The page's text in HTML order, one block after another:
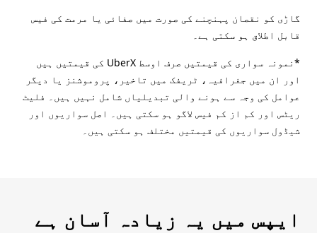
گاڑی کو نقصان پہنچنے کی صورت میں صفائی یا مرمت کی فیس
قابل اطلاق ہو سکتی ہے۔
*نمونہ سواری کی قیمتیں صرف اوسط UberX کی قیمتیں ہیں
اور ان میں جغرافیہ، ٹریفک میں تاخیر، پروموشنز یا دیگر
عوامل کی وجہ سے ہونے والی تبدیلیاں شامل نہیں ہیں۔ فلیٹ
ریٹس اور کم از کم فیس لاگو ہو سکتی ہیں۔ اصل سواریوں اور
شیڈول سواریوں کی قیمتیں مختلف ہو سکتی ہیں۔
ایپس میں یہ زیادہ آسان ہے